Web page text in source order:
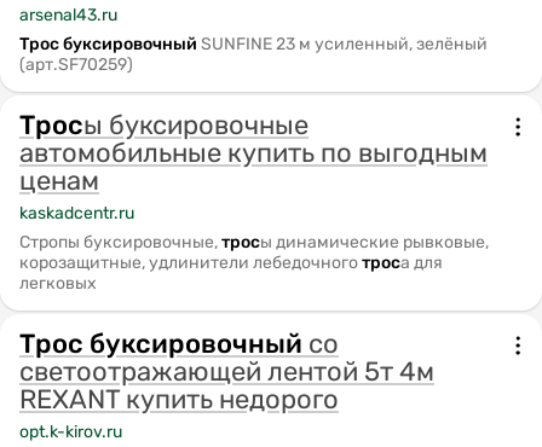
arsenal43.ru
Тросбуксировочный SUNFINE 23 м усиленный, зелёный
(арт.SF70259)
Тросы буксировочные
автомобильные купить по выгодным
ценам
kaskadcentr.ru
Стропы буксировочные,тросы динамические рывковые,
корозащитные, удлинители лебедочноготроса для
легковых
Трос буксировочный со
светоотражающей лентой 5т 4м
REXANT купить недорого
opt.k-kirov.ru